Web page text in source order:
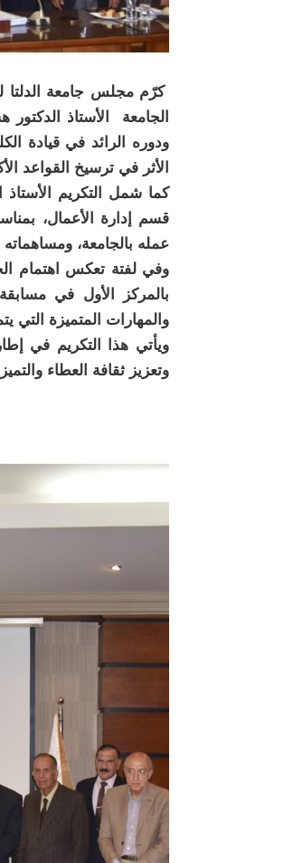
كرّم مجلس جامعة الدلتا
الجامعة الأستاذ
ودوره الرائد في قيادة
الأثر في ترسيخ القواعد
كما شمل التكريم
قسم إدارة الأعمال،
عمله بالجامعة، ومساهماته
وفي لفتة تعكس اهتمام
بالمركز الأول في
والمهارات المتميزة التي
ويأتي هذا التكريم في
وتعزيز ثقافة العطاء